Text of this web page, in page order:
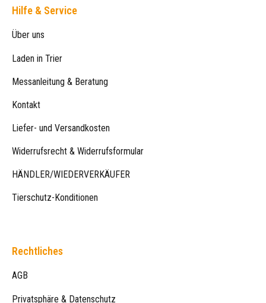
Hilfe & Service
Über uns
Laden in Trier
Messanleitung & Beratung
Kontakt
Liefer- und Versandkosten
Widerrufsrecht & Widerrufsformular
HÄNDLER/WIEDERVERKÄUFER
Tierschutz-Konditionen
Rechtliches
AGB
Privatsphäre & Datenschutz